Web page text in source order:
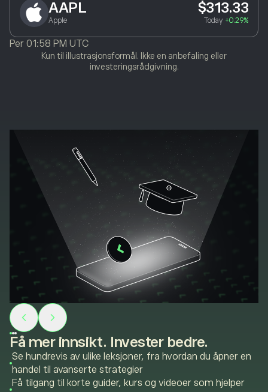
AAPL
Apple
$313.33
Today +0.29%
Per 01:58 PM UTC
Kun til illustrasjonsformål. Ikke en anbefaling eller
investeringsrådgivning.
Få mer innsikt. Invester bedre.
Se hundrevis av ulike leksjoner, fra hvordan du åpner en
handel til avanserte strategier
Få tilgang til korte guider, kurs og videoer som hjelper